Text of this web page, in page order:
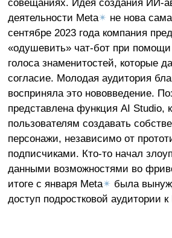
деятельности Meta✴ не нова
сентябре 2023 года компания
«одушевить» чат-бот при
голоса знаменитостей, которые
согласие. Молодая аудитория
восприняла это нововведение.
представлена функция AI Studio,
пользователям создавать
персонажи, независимо от
подписчиками. Кто-то начал
данными возможностями во
итоге с января Meta✴ была
доступ подростковой аудитории